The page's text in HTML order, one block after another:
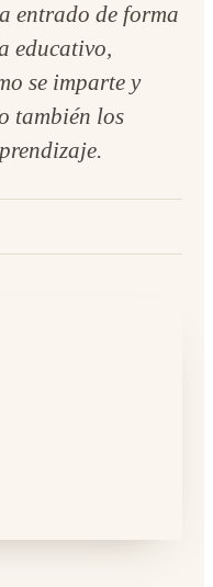
entrado de forma
educativo,
se imparte y
también los